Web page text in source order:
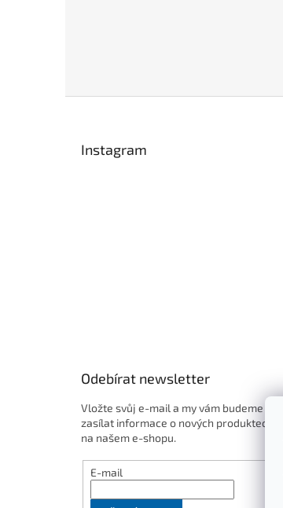
Instagram
Odebírat newsletter
Vložte svůj e-mail a my vám budeme
zasílat informace o nových produktech
na našem e-shopu.
E-mail